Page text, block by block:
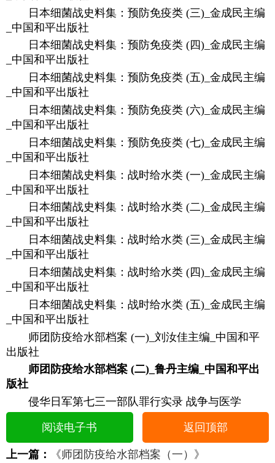
日本细菌战史料集：预防免疫类 (三)_金成民主编
_中国和平出版社
日本细菌战史料集：预防免疫类 (四)_金成民主编
_中国和平出版社
日本细菌战史料集：预防免疫类 (五)_金成民主编
_中国和平出版社
日本细菌战史料集：预防免疫类 (六)_金成民主编
_中国和平出版社
日本细菌战史料集：预防免疫类 (七)_金成民主编
_中国和平出版社
日本细菌战史料集：战时给水类 (一)_金成民主编
_中国和平出版社
日本细菌战史料集：战时给水类 (二)_金成民主编
_中国和平出版社
日本细菌战史料集：战时给水类 (三)_金成民主编
_中国和平出版社
日本细菌战史料集：战时给水类 (四)_金成民主编
_中国和平出版社
日本细菌战史料集：战时给水类 (五)_金成民主编
_中国和平出版社
师团防疫给水部档案 (一)_刘汝佳主编_中国和平
出版社
师团防疫给水部档案 (二)_鲁丹主编_中国和平出
版社
侵华日军第七三一部队罪行实录 战争与医学
阅读电子书 返回顶部
上一篇： 《师团防疫给水部档案（一）》